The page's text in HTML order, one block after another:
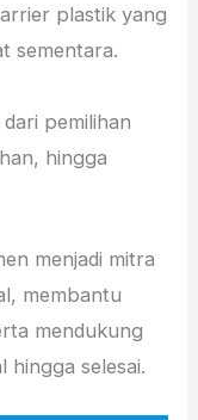
plastik yang
sementara.
pemilihan
hingga
menjadi mitra
membantu
mendukung
hingga selesai.